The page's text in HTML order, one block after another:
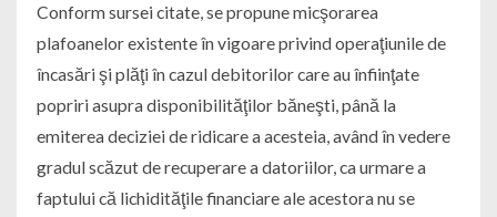
Conform sursei citate, se propune micşorarea
plafoanelor existente în vigoare privind operaţiunile de
încasări şi plăţi în cazul debitorilor care au înfiinţate
popriri asupra disponibilităţilor băneşti, până la
emiterea deciziei de ridicare a acesteia, având în vedere
gradul scăzut de recuperare a datoriilor, ca urmare a
faptului că lichidităţile financiare ale acestora nu se